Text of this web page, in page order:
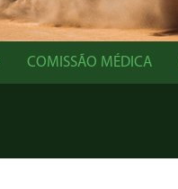
COMISSÃO MÉDICA